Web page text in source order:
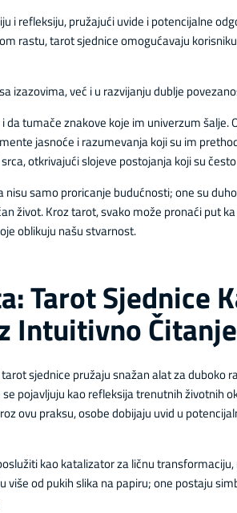
refleksiju, pružajući uvide i potencijalne
rastu, tarot sjednice omogućavaju
izazovima, već i u razvijanju dublje
tumače znakove koje im univerzum
jasnoće i razumevanja koji su im
otkrivajući slojeve postojanja koji su
nisu samo proricanje budućnosti; one su
život. Kroz tarot, svako može pronaći put
oblikuju našu stvarnost.
Tarot Sjednice
Intuitivno Čitanje
sjednice pružaju snažan alat za duboko
pojavljuju kao refleksija trenutnih životnih
ovu praksu, osobe dobijaju uvid u
kao katalizator za ličnu
od pukih slika na papiru; one postaju